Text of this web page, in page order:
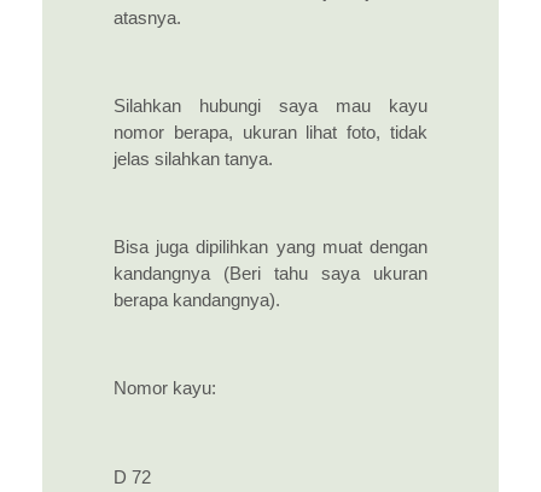
atasnya.
Silahkan hubungi saya mau kayu
nomor berapa, ukuran lihat foto, tidak
jelas silahkan tanya.
Bisa juga dipilihkan yang muat dengan
kandangnya (Beri tahu saya ukuran
berapa kandangnya).
Nomor kayu:
D 72